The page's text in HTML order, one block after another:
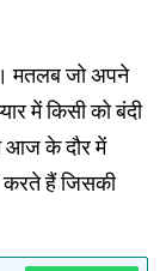
मतलब जो अपने
में किसी को बंदी
आज के दौर में
हैं जिसकी